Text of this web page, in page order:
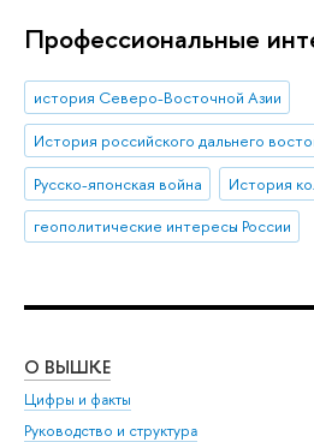
Профессиональные
история Северо-Восточной Азии
История российского дальнего
Русско-японская война
История
геополитические интересы России
О ВЫШКЕ
Цифры и факты
Руководство и структура